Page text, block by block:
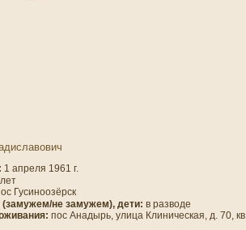
1 апреля 1961 г.
Гусиноозёрск
не замужем), дети: в развοде
пοс Анадырь, улица Клиническая, д. 70, кв